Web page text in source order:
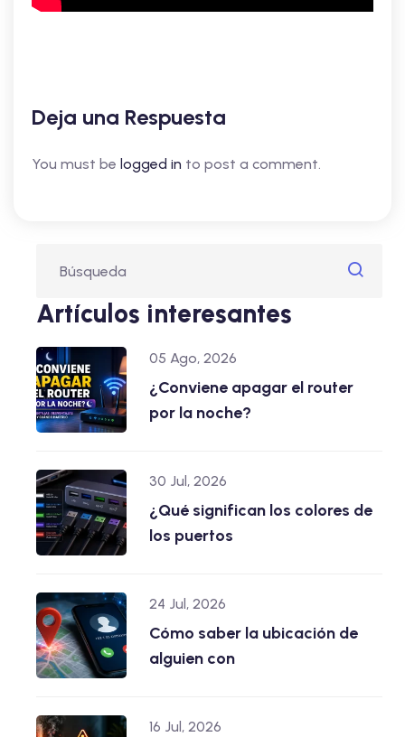
Deja una Respuesta
You must be logged in to post a comment.
Artículos interesantes
05 Ago, 2026
¿Conviene apagar el router
por la noche?
30 Jul, 2026
¿Qué significan los colores de
los puertos
24 Jul, 2026
Cómo saber la ubicación de
alguien con
16 Jul, 2026